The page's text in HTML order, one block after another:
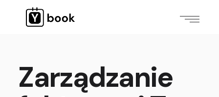
Zarządzanie